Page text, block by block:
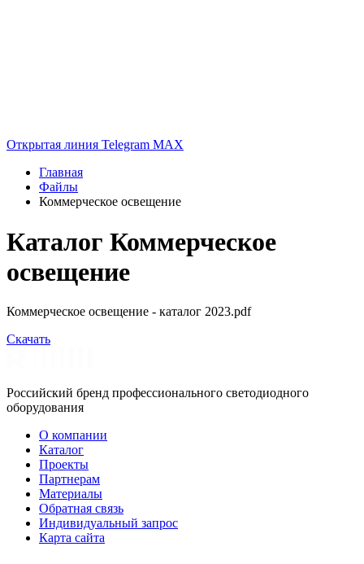
Открытая линия Telegram MAX
Главная
Файлы
Коммерческое освещение
Каталог Коммерческое
освещение
Коммерческое освещение - каталог 2023.pdf
Скачать
Российский бренд профессионального светодиодного
оборудования
О компании
Каталог
Проекты
Партнерам
Материалы
Обратная связь
Индивидуальный запрос
Карта сайта